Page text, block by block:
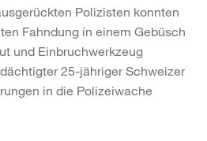
Polizisten konnten
Fahndung in einem Gebüsch
und Einbruchwerkzeug
25-jähriger Schweizer
in die Polizeiwache